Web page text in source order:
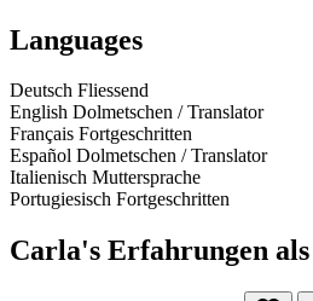
Languages
Deutsch Fliessend
English Dolmetschen / Translator
Français Fortgeschritten
Español Dolmetschen / Translator
Italienisch Muttersprache
Portugiesisch Fortgeschritten
Carla's Erfahrungen